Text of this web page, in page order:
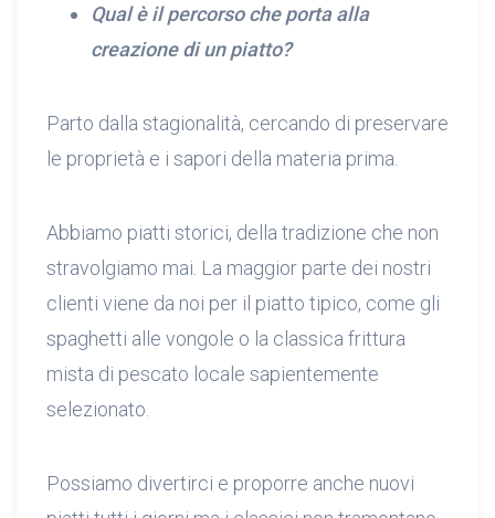
Qual è il percorso che porta alla
creazione di un piatto?
Parto dalla stagionalità, cercando di preservare
le proprietà e i sapori della materia prima.
Abbiamo piatti storici, della tradizione che non
stravolgiamo mai. La maggior parte dei nostri
clienti viene da noi per il piatto tipico, come gli
spaghetti alle vongole o la classica frittura
mista di pescato locale sapientemente
selezionato.
Possiamo divertirci e proporre anche nuovi